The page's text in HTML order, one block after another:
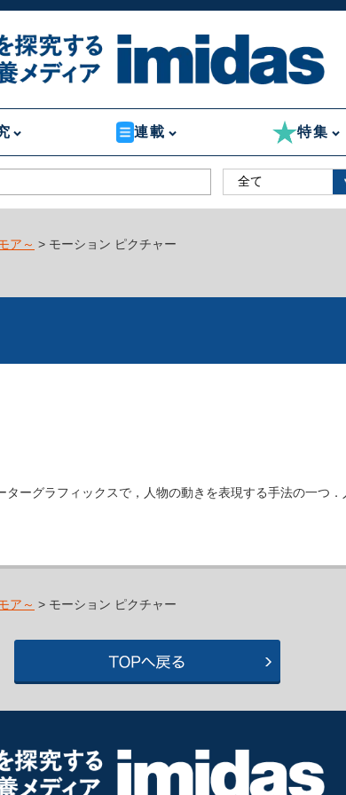
連載 特集
ア～ > モーション ピクチャー
ターグラフィックスで，人物の動きを表現する手法の一つ
ア～ > モーション ピクチャー